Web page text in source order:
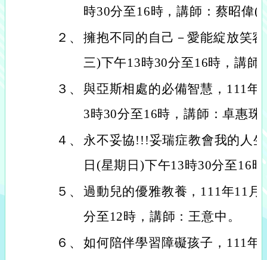
時30分至16時，講師：蔡昭偉(
２、 擁抱不同的自己－愛能綻放笑
三)下午13時30分至16時，講師
３、 與亞斯相處的必備智慧，111年
3時30分至16時，講師：卓惠珠
４、
永不妥協!!!妥瑞症教會我的人
日(星期日)下午13時30分至16
５、 過動兒的優雅教養，111年11
分至12時，講師：王意中。
６、 如何陪伴學習障礙孩子，111年